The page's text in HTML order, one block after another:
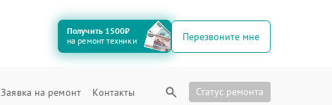
Получить 1500₽
на ремонт техники
Перезвоните мне
Заявка на ремонт Контакты Статус ремонта